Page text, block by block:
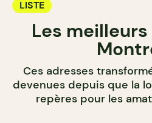
LISTE
Les
Ces adresses
devenues depuis que la
repères pour les